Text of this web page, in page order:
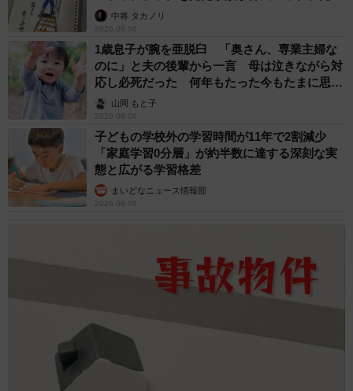
ますよ…」
中将 タカノリ
2026.08.06
1歳息子が腕を亜脱臼 「奥さん、専業主婦な
のに」と夫の後輩から一言 母は泣きながら対
応し必死だった 何年もたった今もたまに思い
出し…山岡 もと子
2026.08.06
子どもの学校外の学習時間が11年で2割減少
「家庭学習0分層」が約半数に達する深刻な実
態と広がる学習格差
まいどなニュース情報部
2026.08.06